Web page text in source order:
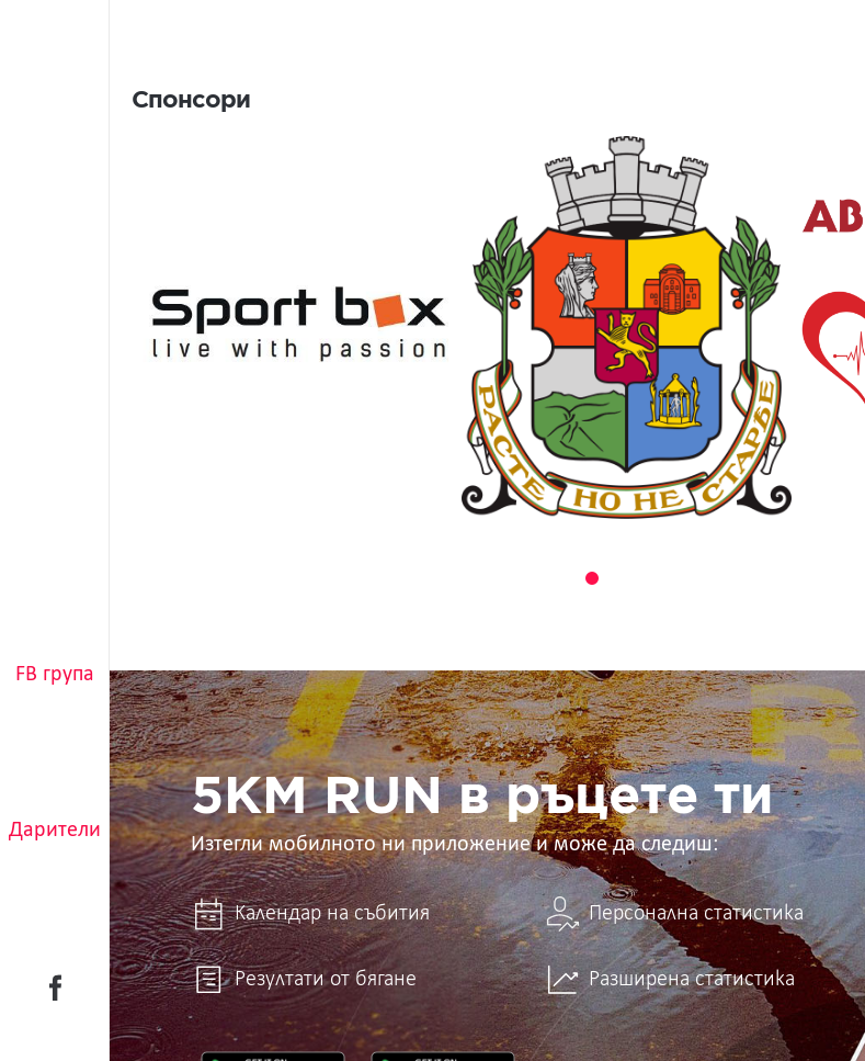
FB група
Дарители
Спонсори
5KM
RUN
в
ръцете
ти
5KM RUN в ръцете ти
Изтегли мобилното ни приложение и може да следиш:
Календар на събития Персонална статистика
Резултати от бягане Разширена статистика